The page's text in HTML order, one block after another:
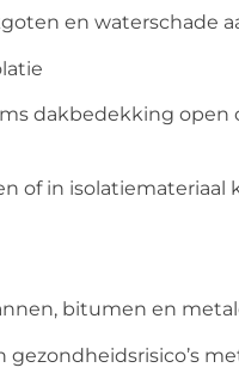
en waterschade
dakbedekking open
of in isolatiemateriaal
bitumen en